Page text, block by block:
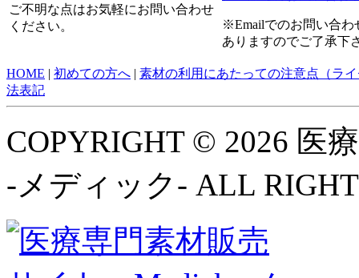
ご不明な点はお気軽にお問い合わせ
ください。
※Emailでのお問い合わ
ありますのでご了承下
HOME | 初めての方へ | 素材の利用にあたっての注意点（ラ
法表記
COPYRIGHT © 2026 医
-メディック- ALL RIGHT